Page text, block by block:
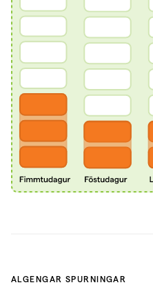
ALGENGAR SPURNINGAR